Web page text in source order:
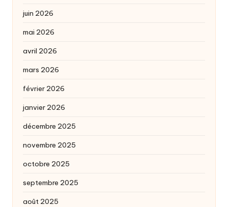
juin 2026
mai 2026
avril 2026
mars 2026
février 2026
janvier 2026
décembre 2025
novembre 2025
octobre 2025
septembre 2025
août 2025